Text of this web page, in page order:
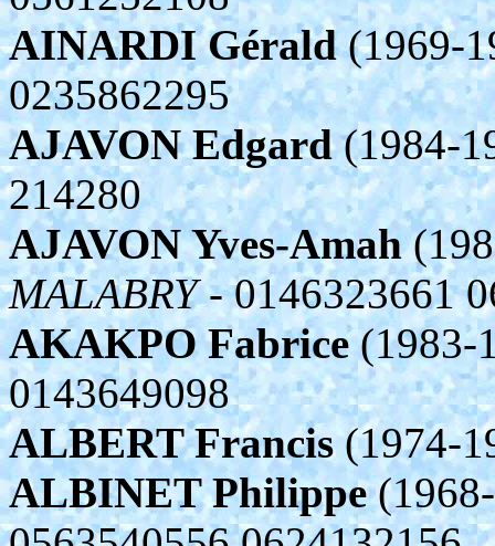
AINARDI Gérald(1969-
0235862295
AJAVON Edgard(1984-
214280
AJAVON Yves-Amah
MALABRY- 0146323661
AKAKPO Fabrice(1983-
0143649098
ALBERT Francis(1974-
ALBINET Philippe